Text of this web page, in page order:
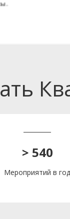
> 540
Мероприятий в год